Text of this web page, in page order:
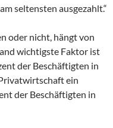
seltensten ausgezahlt.“
oder nicht, hängt von
wichtigste Faktor ist
der Beschäftigten in
ein
der Beschäftigten in